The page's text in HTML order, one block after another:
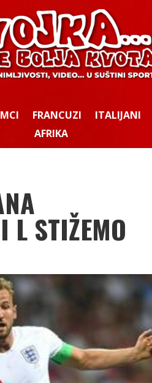
FRANCUZI ITALIJANI
AFRIKA
L STIŽEMO